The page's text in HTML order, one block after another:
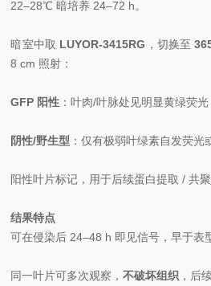
22–28℃ 暗培养 24–72 h。
暗室中取 LUYOR-3415RG ，切换至
8 cm 照射：
GFP 阳性 ：叶肉/叶脉处见明显黄绿荧光
阴性/野生型 ：仅有极弱叶绿素自发荧光
阳性叶片标记，用于后续蛋白提取 / 共
结果特点
可在侵染后 24–48 h 即见信号，早于表
同一叶片可多次观察，不破坏组织 ，后